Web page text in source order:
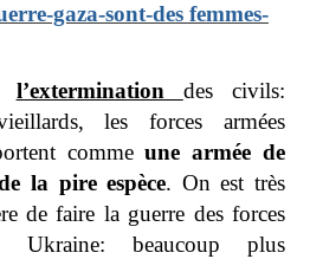
gaza-sont-des femmes-
l’extermination des civils:
les forces armées
commeune armée de
la pire espèce. On est très
de faire la guerre des forces
Ukraine: beaucoup plus